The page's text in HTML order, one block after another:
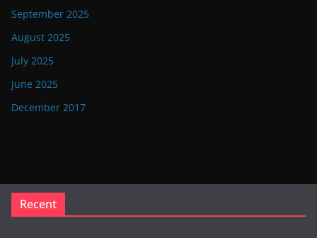
September 2025
August 2025
July 2025
June 2025
December 2017
Recent